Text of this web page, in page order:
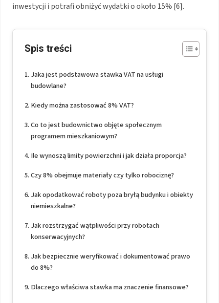
inwestycji i potrafi obniżyć wydatki o około 15% [6].
Spis treści
Jaka jest podstawowa stawka VAT na usługi
budowlane?
Kiedy można zastosować 8% VAT?
Co to jest budownictwo objęte społecznym
programem mieszkaniowym?
Ile wynoszą limity powierzchni i jak działa proporcja?
Czy 8% obejmuje materiały czy tylko robociznę?
Jak opodatkować roboty poza bryłą budynku i obiekty
niemieszkalne?
Jak rozstrzygać wątpliwości przy robotach
konserwacyjnych?
Jak bezpiecznie weryfikować i dokumentować prawo
do 8%?
Dlaczego właściwa stawka ma znaczenie finansowe?